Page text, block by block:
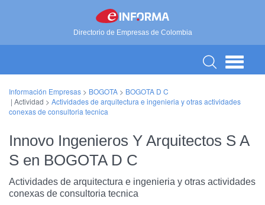
Directorio de Empresas de Colombia
Información Empresas > BOGOTA > BOGOTA D C
| Actividad > Actividades de arquitectura e ingenieria y otras actividades
conexas de consultoria tecnica
Innovo Ingenieros Y Arquitectos S A
S en BOGOTA D C
Actividades de arquitectura e ingenieria y otras actividades
conexas de consultoria tecnica